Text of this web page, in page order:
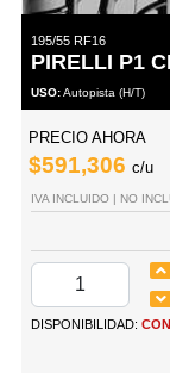
195/55 RF16
PIRELLI P1
USO:Autopista (H/T)
PRECIO AHORA
$591,306 c/u
IVA INCLUIDO | NO
DISPONIBILIDAD: